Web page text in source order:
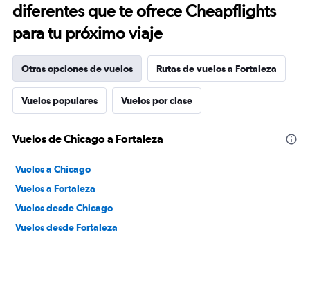
diferentes que te ofrece Cheapflights
para tu próximo viaje
Otras opciones de vuelos Rutas de vuelos a Fortaleza
Vuelos populares Vuelos por clase
Vuelos de Chicago a Fortaleza
Vuelos a Chicago
Vuelos a Fortaleza
Vuelos desde Chicago
Vuelos desde Fortaleza